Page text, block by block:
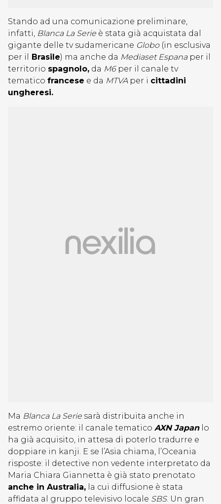
Stando ad una comunicazione preliminare,
infatti, Blanca La Serie è stata già acquistata dal
gigante delle tv sudamericane Globo(in esclusiva
per il
Brasile) ma anche da Mediaset Espanaper il
territorio spagnolo, da M6per il canale tv
tematico francese e da MTVAper i cittadini
ungheresi.
Ma Blanca La Serie sarà distribuita anche in
estremo oriente: il canale tematico AXN Japanlo
ha già acquisito, in attesa di poterlo tradurre e
doppiare in kanji. E se l’Asia chiama, l’Oceania
risposte: il detective non vedente interpretato da
Maria Chiara Giannetta è già stato prenotato
anche in Australia, la cui diffusione è stata
affidata al gruppo televisivo locale SBS. Un gran